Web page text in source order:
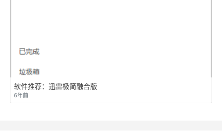
软件推荐：迅雷极简融合版
6年前